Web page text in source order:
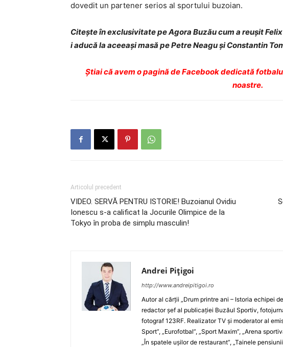
dovedit un partener serios al sportului buzoian.
Citeşte în exclusivitate pe Agora Buzău cum a reuşit
i aducă la aceeaşi masă pe Petre Neagu şi Constantin
Ştiai că avem o pagină de Facebook dedicată
noastre.
Articolul precedent
VIDEO. SERVĂ PENTRU ISTORIE! Buzoianul Ovidiu
Ionescu s-a calificat la Jocurile Olimpice de la
Tokyo în proba de simplu masculin!
Andrei Pițigoi
http://www.andreipitigoi.ro
Autor al cărţii „Drum printre ani – Istoria echipei
redactor şef al publicaţiei Buzăul Sportiv,
fotograf 123RF. Realizator TV şi moderator al
Sport”, „Eurofotbal”, „Sport Maxim”, „Arena
„În spatele uşilor de restaurant”, „Tainele